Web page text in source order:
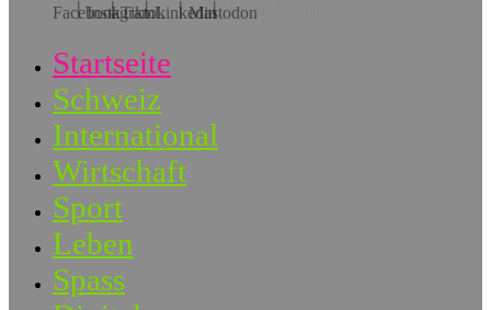
Hol dir die App!
Startseite
Schweiz
International
Wirtschaft
Sport
Leben
Spass